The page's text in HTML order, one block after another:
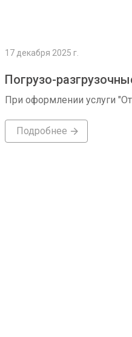
17 декабря 2025 г.
Погрузо-
При оформлении услуги
Подробнее